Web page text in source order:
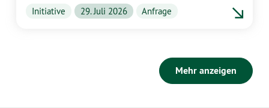
Initiative 29. Juli 2026 Anfrage
Mehr anzeigen